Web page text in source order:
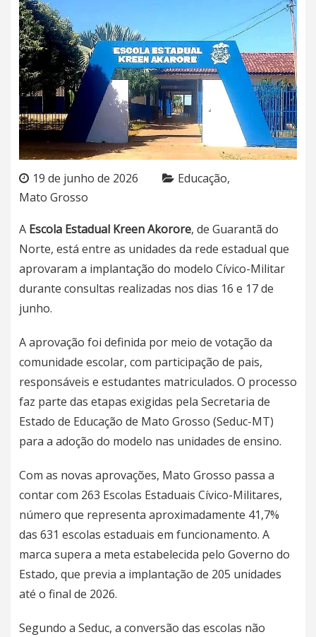
19 de junho de 2026
Educação
Mato Grosso
A Escola Estadual Kreen Akorore, de Guarantã do
Norte, está entre as unidades da rede estadual que
aprovaram a implantação do modelo Cívico-Militar
durante consultas realizadas nos dias 16 e 17 de
junho.
A aprovação foi definida por meio de votação da
comunidade escolar, com participação de pais,
responsáveis e estudantes matriculados. O processo
faz parte das etapas exigidas pela Secretaria de
Estado de Educação de Mato Grosso (Seduc-MT)
para a adoção do modelo nas unidades de ensino.
Com as novas aprovações, Mato Grosso passa a
contar com 263 Escolas Estaduais Cívico-Militares,
número que representa aproximadamente 41,7%
das 631 escolas estaduais em funcionamento. A
marca supera a meta estabelecida pelo Governo do
Estado, que previa a implantação de 205 unidades
até o final de 2026.
Segundo a Seduc, a conversão das escolas não